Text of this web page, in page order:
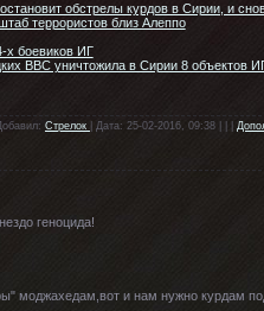
обстрелы курдов в Сирии, и
террористов близ Алеппо
х боевиков ИГ
ВВС уничтожила в Сирии 8 объектов
Стрелок | Дата: 25-02-2016, 09:38 | | |
геноцида!
моджахедам,вот и нам нужно курдам